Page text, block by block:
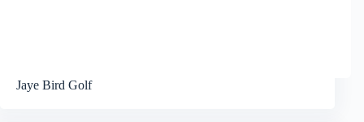
Jaye Bird Golf